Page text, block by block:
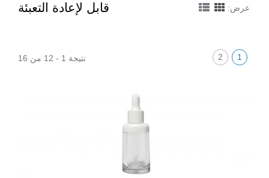
قابل لإعادة التعبئة عرض:
نتيجة 1 - 12 من 16 1
2